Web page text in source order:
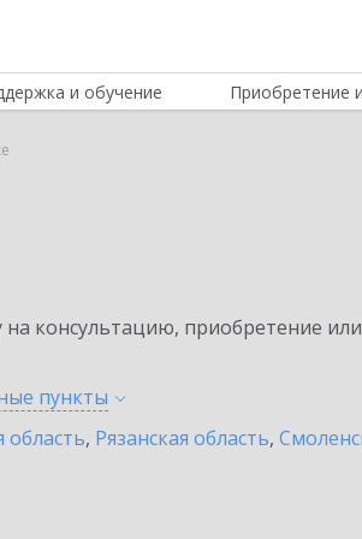
и обучение Приобретение
консультацию, приобретение или
пункты
область, Рязанская область,